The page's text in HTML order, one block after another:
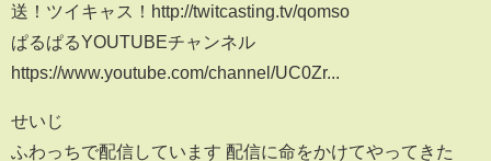
送！ツイキャス！http://twitcasting.tv/qomso
ぱるぱるYOUTUBEチャンネル
https://www.youtube.com/channel/UC0Zr...
せいじ
ふわっちで配信しています 配信に命をかけてやってきた